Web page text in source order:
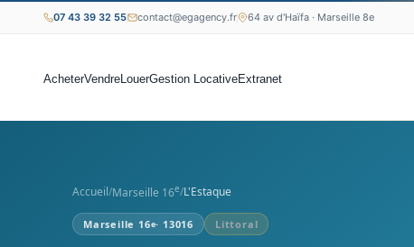
07 43 39 32 55 contact@egagency.fr 64 av d'Haïfa · Marseille 8e
AcheterVendreLouerGestion LocativeExtranet
Accueil/Marseille 16e/L'Estaque
Marseille 16e· 13016 Littoral